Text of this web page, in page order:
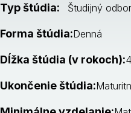
Typ štúdia: Študijný odbor
Forma štúdia:Denná
Dĺžka štúdia (v rokoch):4
Ukončenie štúdia: